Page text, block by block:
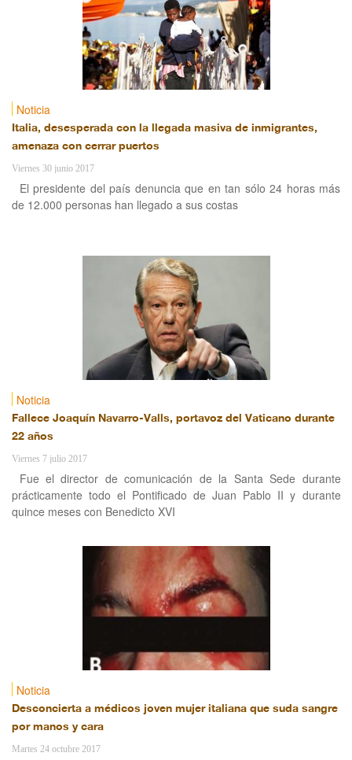
Noticia
Italia, desesperada con la llegada masiva de inmigrantes,
amenaza con cerrar puertos
Viernes 30 junio 2017
El presidente del país denuncia que en tan sólo 24 horas más
de 12.000 personas han llegado a sus costas
Noticia
Fallece Joaquín Navarro-Valls, portavoz del Vaticano durante
22 años
Viernes 7 julio 2017
Fue el director de comunicación de la Santa Sede durante
prácticamente todo el Pontificado de Juan Pablo II y durante
quince meses con Benedicto XVI
Noticia
Desconcierta a médicos joven mujer italiana que suda sangre
por manos y cara
Martes 24 octubre 2017